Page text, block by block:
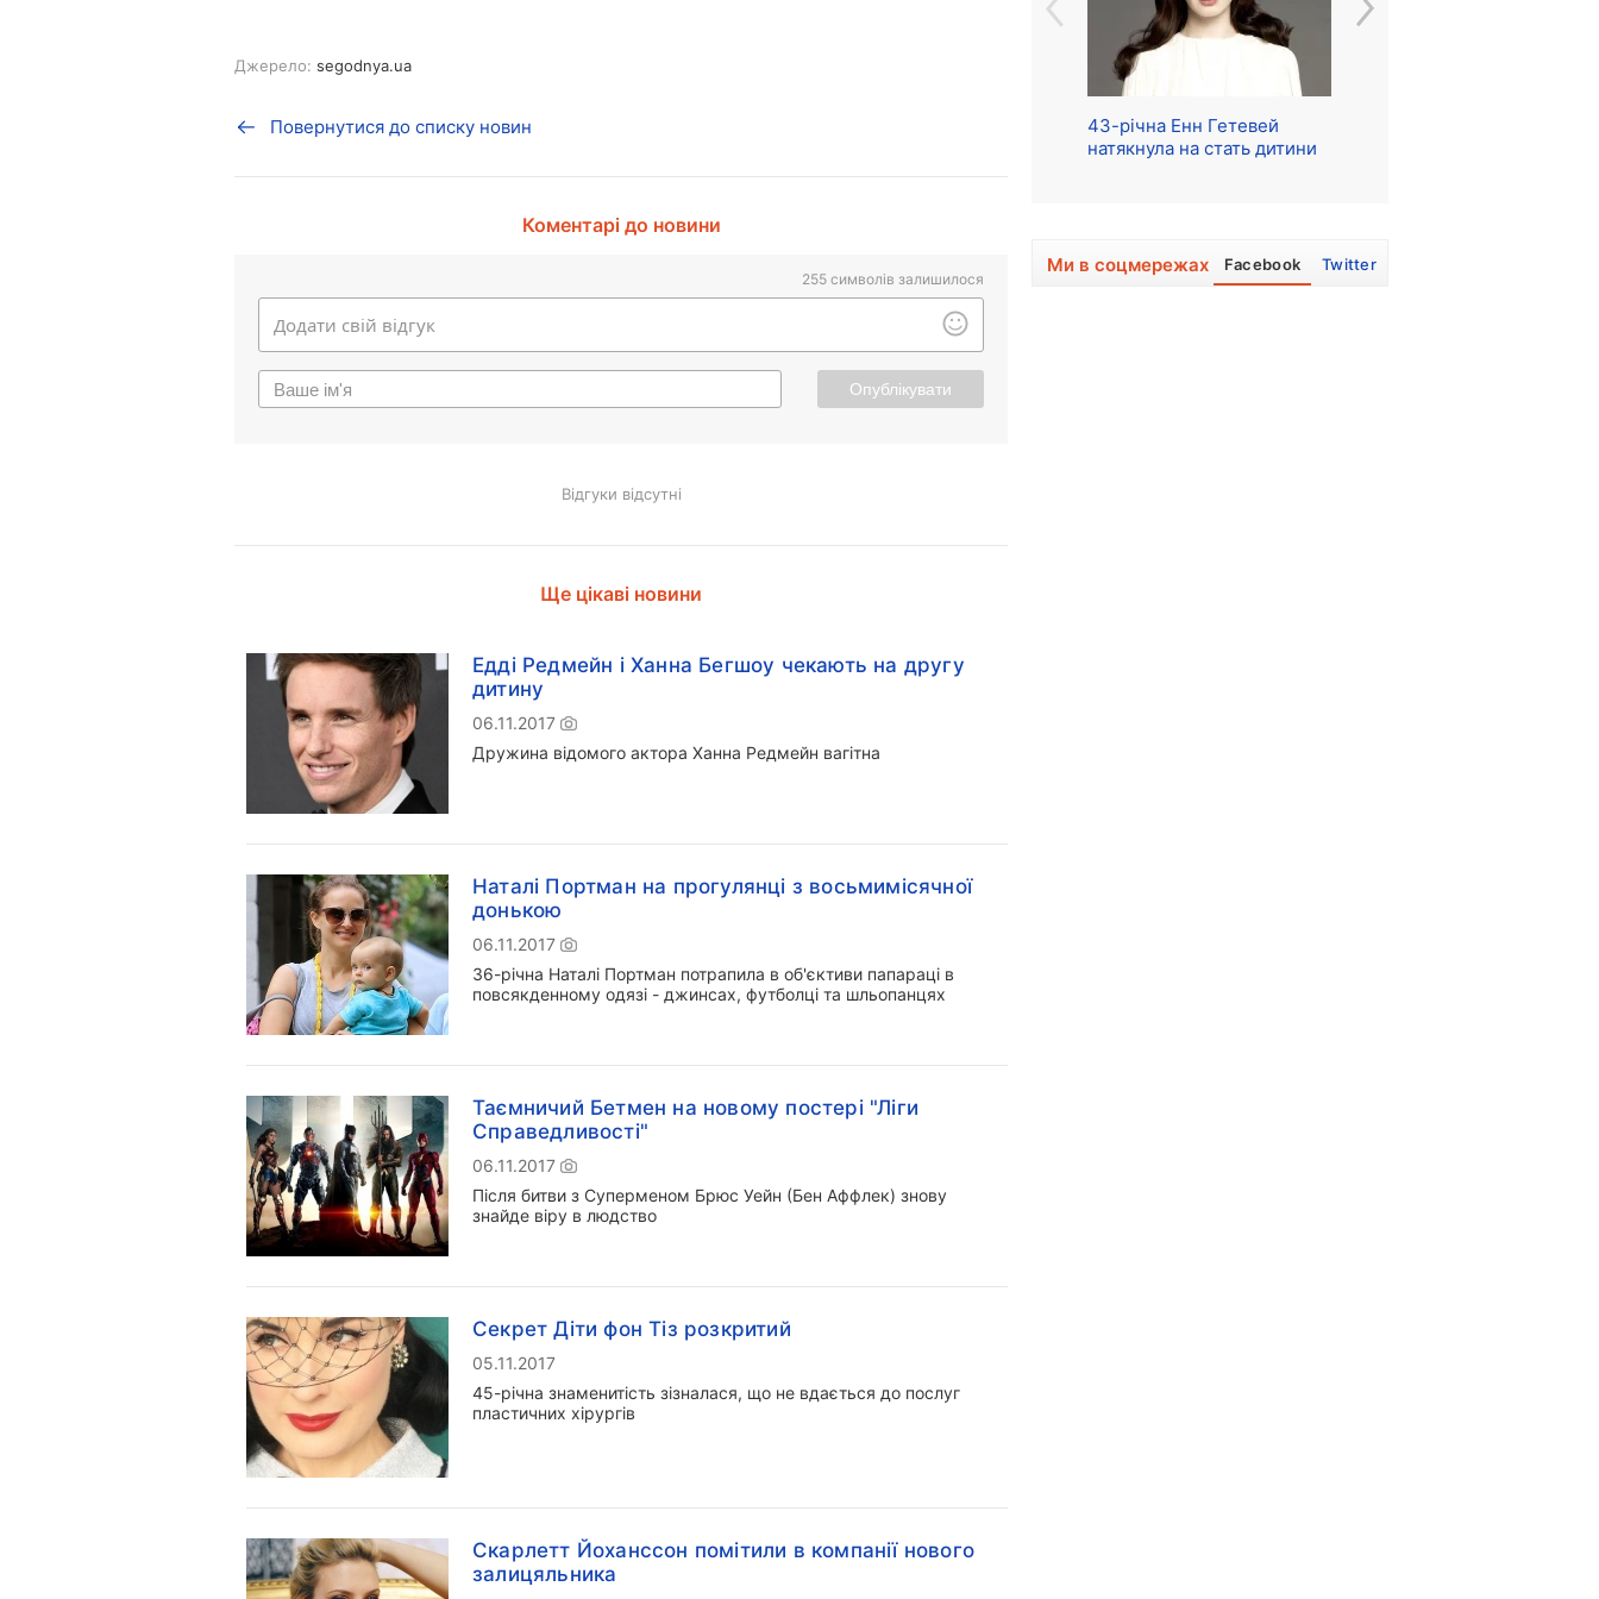
Джерело: segodnya.ua
Повернутися до списку новин
Коментарі до новини
255 символів залишилося
Опублікувати
Відгуки відсутні
Ще цікаві новини
Едді Редмейн і Ханна Бегшоу чекають на другу
дитину
06.11.2017
Дружина відомого актора Ханна Редмейн вагітна
Наталі Портман на прогулянці з восьмимісячної
донькою
06.11.2017
36-річна Наталі Портман потрапила в об'єктиви папараці в
повсякденному одязі - джинсах, футболці та шльопанцях
Таємничий Бетмен на новому постері "Ліги
Справедливості"
06.11.2017
Після битви з Суперменом Брюс Уейн (Бен Аффлек) знову
знайде віру в людство
Секрет Діти фон Тіз розкритий
05.11.2017
45-річна знаменитість зізналася, що не вдається до послуг
пластичних хірургів
Скарлетт Йоханссон помітили в компанії нового
залицяльника
43-річна Енн Гетевей
натякнула на стать дитини
Ми в соцмережах Facebook Twitter